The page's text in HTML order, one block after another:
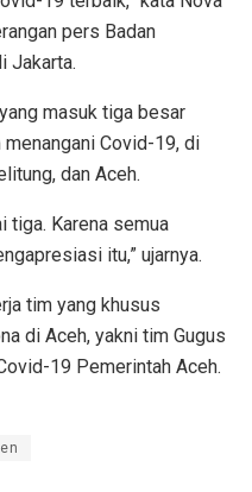
pers Badan
Jakarta.
masuk tiga besar
Covid-19, di
dan Aceh.
tiga. Karena semua
itu,” ujarnya.
tim yang khusus
di Aceh, yakni tim Gugus
19 Pemerintah Aceh.